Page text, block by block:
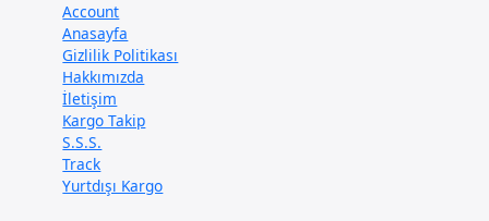
Account
Anasayfa
Gizlilik Politikası
Hakkımızda
İletişim
Kargo Takip
S.S.S.
Track
Yurtdışı Kargo